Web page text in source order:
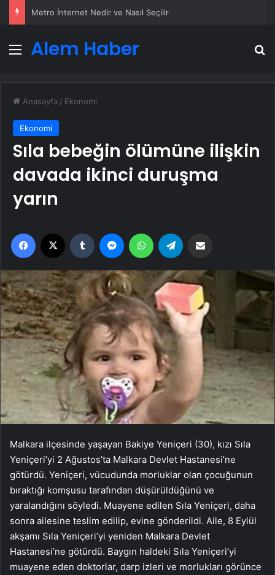
Metro İnternet Nedir ve Nasıl Seçilir
MenüAlem Haber
Anasayfa / Ekonomi
Ekonomi
Sıla bebeğin ölümüne ilişkin
davada ikinci duruşma
yarın
Facebook Tumblr MessengerWhatsApp
Malkara ilçesinde yaşayan Bakiye Yeniçeri (30), kızı Sıla
Yeniçeri’yi 2 Ağustos’ta Malkara Devlet Hastanesi’ne
götürdü. Yeniçeri, vücudunda morluklar olan çocuğunun
bıraktığı komşusu tarafından düşürüldüğünü ve
yaralandığını söyledi. Muayene edilen Sıla Yeniçeri, daha
sonra ailesine teslim edilip, evine gönderildi. Aile, 8 Eylül
akşamı Sıla Yeniçeri’yi yeniden Malkara Devlet
Hastanesi’ne götürdü. Baygın haldeki Sıla Yeniçeri’yi
muayene eden doktorlar, darp izleri ve morlukları görünce